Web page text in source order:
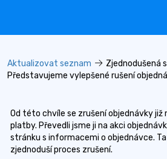
Aktualizovat seznam
Zjednodušená
Představujeme vylepšené rušení
Od této chvíle se zrušení objednávky již
platby. Převedli jsme ji na akci
stránku s informacemi o objednávce.
zjednoduší proces zrušení.